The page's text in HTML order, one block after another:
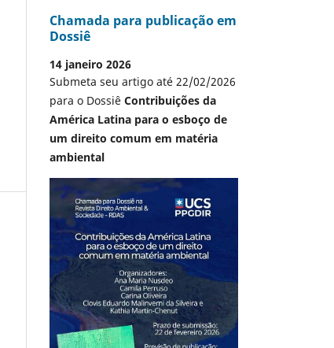
Chamada para publicação em
Dossiê
14 janeiro 2026
Submeta seu artigo até 22/02/2026
para o Dossiê Contribuições da
América Latina para o esboço de
um direito comum em matéria
ambiental